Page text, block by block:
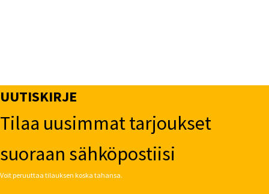
UUTISKIRJE
Tilaa uusimmat tarjoukset
suoraan sähköpostiisi
Voit peruuttaa tilauksen koska tahansa.